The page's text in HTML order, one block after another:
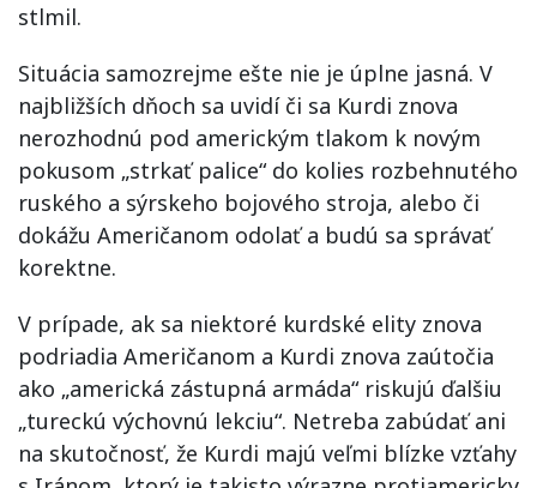
stlmil.
Situácia samozrejme ešte nie je úplne jasná. V
najbližších dňoch sa uvidí či sa Kurdi znova
nerozhodnú pod americkým tlakom k novým
pokusom „strkať palice“ do kolies rozbehnutého
ruského a sýrskeho bojového stroja, alebo či
dokážu Američanom odolať a budú sa správať
korektne.
V prípade, ak sa niektoré kurdské elity znova
podriadia Američanom a Kurdi znova zaútočia
ako „americká zástupná armáda“ riskujú ďalšiu
„tureckú výchovnú lekciu“. Netreba zabúdať ani
na skutočnosť, že Kurdi majú veľmi blízke vzťahy